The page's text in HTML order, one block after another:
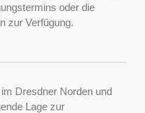
oder die
zur Verfügung.
Dresdner Norden und
Lage zur